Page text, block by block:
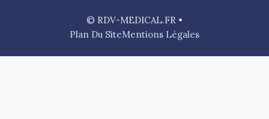
© RDV-MEDICAL.FR •
Plan Du SiteMentions Légales